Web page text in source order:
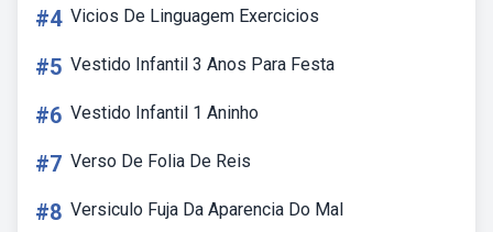
#4 Vicios De Linguagem Exercicios
#5 Vestido Infantil 3 Anos Para Festa
#6 Vestido Infantil 1 Aninho
#7 Verso De Folia De Reis
#8 Versiculo Fuja Da Aparencia Do Mal